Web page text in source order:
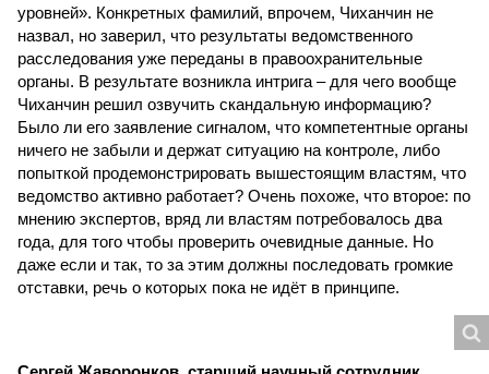
уровней». Конкретных фамилий, впрочем, Чиханчин не
назвал, но заверил, что результаты ведомственного
расследования уже переданы в правоохранительные
органы. В результате возникла интрига – для чего вообще
Чиханчин решил озвучить скандальную информацию?
Было ли его заявление сигналом, что компетентные органы
ничего не забыли и держат ситуацию на контроле, либо
попыткой продемонстрировать вышестоящим властям, что
ведомство активно работает? Очень похоже, что второе: по
мнению экспертов, вряд ли властям потребовалось два
года, для того чтобы проверить очевидные данные. Но
даже если и так, то за этим должны последовать громкие
отставки, речь о которых пока не идёт в принципе.